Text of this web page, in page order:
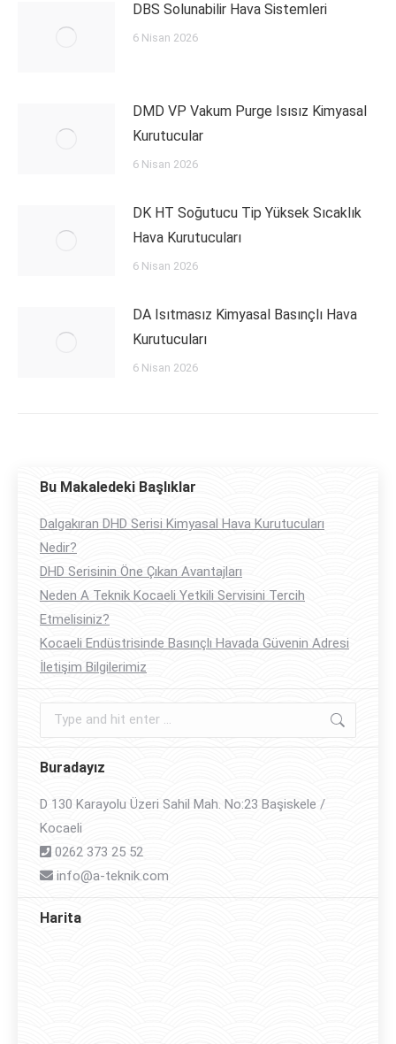
DBS Solunabilir Hava Sistemleri
6 Nisan 2026
DMD VP Vakum Purge Isısız Kimyasal
Kurutucular
6 Nisan 2026
DK HT Soğutucu Tip Yüksek Sıcaklık
Hava Kurutucuları
6 Nisan 2026
DA Isıtmasız Kimyasal Basınçlı Hava
Kurutucuları
6 Nisan 2026
Bu Makaledeki Başlıklar
Dalgakıran DHD Serisi Kimyasal Hava Kurutucuları
Nedir?
DHD Serisinin Öne Çıkan Avantajları
Neden A Teknik Kocaeli Yetkili Servisini Tercih
Etmelisiniz?
Kocaeli Endüstrisinde Basınçlı Havada Güvenin Adresi
İletişim Bilgilerimiz
Search:
Buradayız
D 130 Karayolu Üzeri Sahil Mah. No:23 Başiskele /
Kocaeli
0262 373 25 52
info@a-teknik.com
Harita